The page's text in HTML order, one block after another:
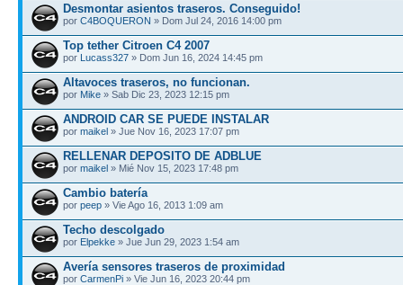
Desmontar asientos traseros. Conseguido!
por C4BOQUERON » Dom Jul 24, 2016 14:00 pm
Top tether Citroen C4 2007
por Lucass327 » Dom Jun 16, 2024 14:45 pm
Altavoces traseros, no funcionan.
por Mike » Sab Dic 23, 2023 12:15 pm
ANDROID CAR SE PUEDE INSTALAR
por maikel » Jue Nov 16, 2023 17:07 pm
RELLENAR DEPOSITO DE ADBLUE
por maikel » Mié Nov 15, 2023 17:48 pm
Cambio batería
por peep » Vie Ago 16, 2013 1:09 am
Techo descolgado
por Elpekke » Jue Jun 29, 2023 1:54 am
Avería sensores traseros de proximidad
por CarmenPi » Vie Jun 16, 2023 20:44 pm